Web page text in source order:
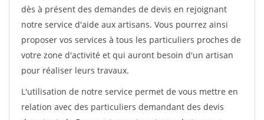
dès à présent des demandes de devis en rejoignant
notre service d'aide aux artisans. Vous pourrez ainsi
proposer vos services à tous les particuliers proches de
votre zone d'activité et qui auront besoin d'un artisan
pour réaliser leurs travaux.
L'utilisation de notre service permet de vous mettre en
relation avec des particuliers demandant des devis